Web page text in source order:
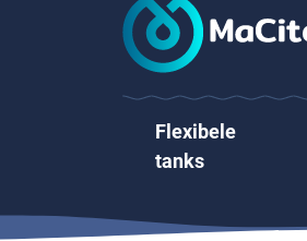
Flexibele
tanks